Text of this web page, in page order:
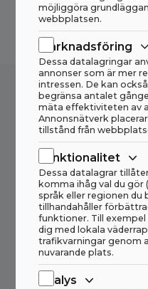
Vill du veta mer om
så hjälper vi dig med
(+47) 70 18 19 00
(+47) 966 29 100
post@haahjem.no
möjliggöra
webbplatsen.
Marknadsföring
Dessa datalagringar
annonser som är mer
intressen. De kan
begränsa antalet
mäta effektiviteten av
Annonsnätverk
tillstånd från
Funktionalitet
Dessa datalagrar
komma ihåg val du gör
språk eller regionen du
tillhandahåller
funktioner. Till
dig med lokala
trafikvarningar genom
nuvarande plats.
Analys